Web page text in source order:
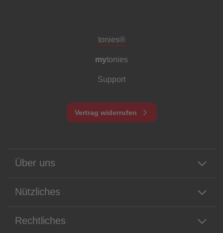
Meta-Navigation Footer
tonies®
mytonies
Support
Vertrag widerrufen
Über uns
Nützliches
Rechtliches